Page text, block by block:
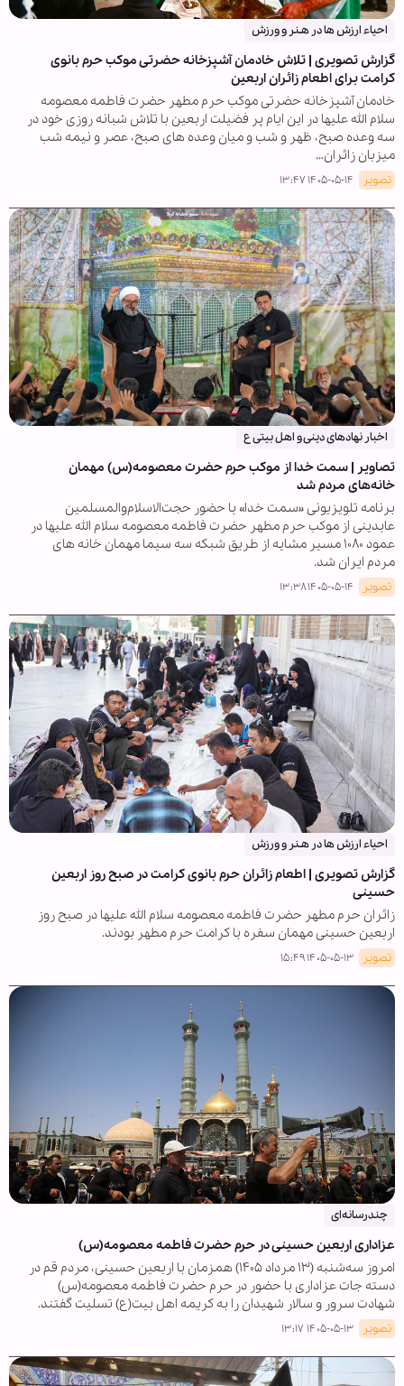
احیاء ارزش ها در هـنر و ورزش
گزارش تصویری | تلاش خادمان آشپزخانه حضرتی موکب حرم بانوی
کرامت برای اطعام زائران اربعین
خادمان آشپزخانه حضرتی موکب حرم مطهر حضرت فاطمه معصومه
سلام الله علیها در این ایام پر فضیلت اربعین با تلاش شبانه روزی خود در
سه وعده صبح، ظهر و شب و میان وعده های صبح، عصر و نیمه شب
میزبان زائران…
تصویر ۱۴۰۵-۰۵-۱۴ ۱۳:۴۷
اخبار نهادهای دینی و اهل بیتی ع
تصاویر | سمت خدا از موکب حرم حضرت معصومه(س) مهمان
خانه‌های مردم شد
برنامه تلویزیونی «سمت خدا» با حضور حجت‌الاسلام‌والمسلمین
عابدینی از موکب حرم مطهر حضرت فاطمه معصومه سلام الله علیها در
عمود ۱۰۸۰ مسیر مشایه از طریق شبکه سه سیما مهمان خانه های
مردم ایران شد.
تصویر ۱۴۰۵-۰۵-۱۴ ۱۳:۳۸
احیاء ارزش ها در هـنر و ورزش
گزارش تصویری | اطعام زائران حرم بانوی کرامت در صبح روز اربعین
حسینی
زائران حرم مطهر حضرت فاطمه معصومه سلام الله علیها در صبح روز
اربعین حسینی مهمان سفره با کرامت حرم مطهر بودند.
تصویر ۱۴۰۵-۰۵-۱۳ ۱۵:۴۹
چندرسانه‌ای
عزاداری اربعین حسینی در حرم حضرت فاطمه معصومه(س)
امروز سه‌شنبه (۱۳ مرداد ۱۴۰۵) همزمان با اربعین حسینی، مردم قم در
دسته جات عزاداری با حضور در حرم حضرت فاطمه معصومه(س)
شهادت سرور و سالار شهیدان را به کریمه اهل بیت(ع) تسلیت گفتند.
تصویر ۱۴۰۵-۰۵-۱۳ ۱۳:۱۷